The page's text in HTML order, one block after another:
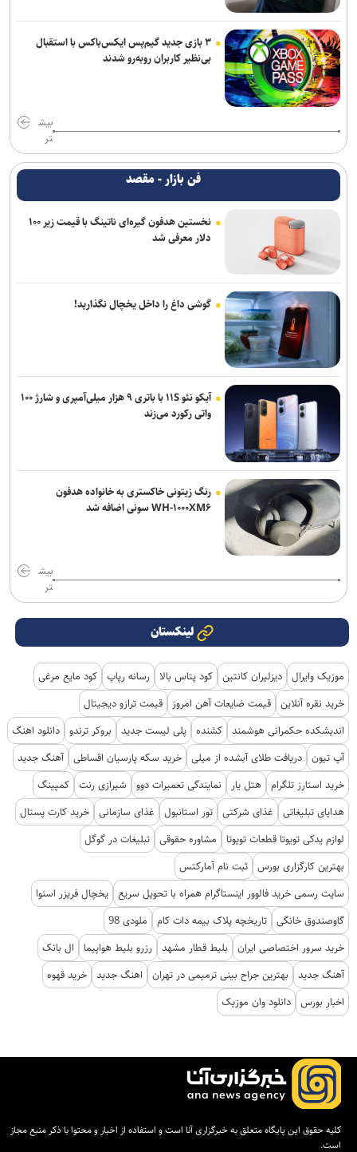
۳ بازی جدید گیم‌پس ایکس‌باکس با استقبال
بی‌نظیر کاربران روبه‌رو شدند
بیش
تر
فن بازار - مقصد
نخستین هدفون گیره‌ای ناتینگ با قیمت زیر ۱۰۰
دلار معرفی شد
گوشی داغ را داخل یخچال نگذارید!
آیکو نئو ۱۱S با باتری ۹ هزار میلی‌آمپری و شارژ ۱۰۰
واتی رکورد می‌زند
رنگ زیتونی خاکستری به خانواده هدفون
WH-۱۰۰۰XM۶ سونی اضافه شد
بیش
تر
لینکستان
موزیک وایرال دیزلیران کانتین کود پتاس بالا رسانه رپاپ کود مایع مرغی
خرید نقره آنلاین قیمت ضایعات آهن امروز
قیمت ترازو دیجیتال
اندیشکده حکمرانی هوشمند کشنده پلی لیست جدید بروکر ترندو دانلود اهنگ
آپ تیون دریافت طلای آبشده از میلی خرید سکه پارسیان اقساطی آهنگ جدید
خرید استارز تلگرام هتل یار نمایندگی تعمیرات دوو شیرازی رنت کمپینگ
هدایای تبلیغاتی
غذای شرکتی تور استانبول غذای سازمانی خرید کارت پستال
لوازم یدکی تویوتا قطعات تویوتا
مشاوره حقوقی تبلیغات در گوگل
بهترین کارگزاری بورس ثبت نام آمارکتس
سایت رسمی خرید فالوور اینستاگرام همراه با تحویل سریع یخچال فریزر اسنوا
گاوصندوق خانگی تاریخچه پلاک بیمه دات کام
ملودی 98
خرید سرور اختصاصی ایران
بلیط قطار مشهد رزرو بلیط هواپیما
ال بانک
آهنگ جدید
بهترین جراح بینی ترمیمی در تهران اهنگ جدید خرید قهوه
اخبار بورس دانلود وان موزیک
کلیه حقوق این پایگاه متعلق به خبرگزاری آنا است و استفاده از اخبار و محتوا با ذکر منبع مجاز
است.